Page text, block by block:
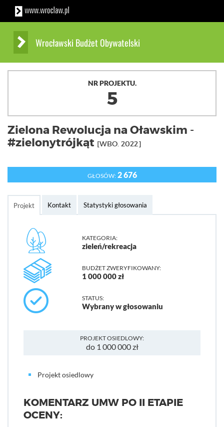
Wrocławski Budżet Obywatelski
NR PROJEKTU.
5
Zielona Rewolucja na Oławskim -
#zielonytrójkąt [WBO. 2022]
GŁOSÓW:2 676
Projekt Kontakt Statystyki głosowania
KATEGORIA:
zieleń/rekreacja
BUDŻET ZWERYFIKOWANY:
1 000 000 zł
STATUS:
Wybrany w głosowaniu
PROJEKT OSIEDLOWY:
do 1 000 000 zł
Projekt osiedlowy
KOMENTARZ UMW PO II ETAPIE
OCENY: